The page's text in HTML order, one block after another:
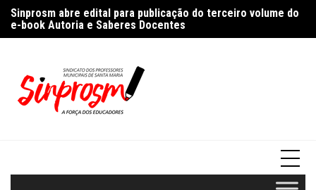
para
o
Sinprosm abre edital para publicação do terceiro volume do
e-book Autoria e Saberes Docentes